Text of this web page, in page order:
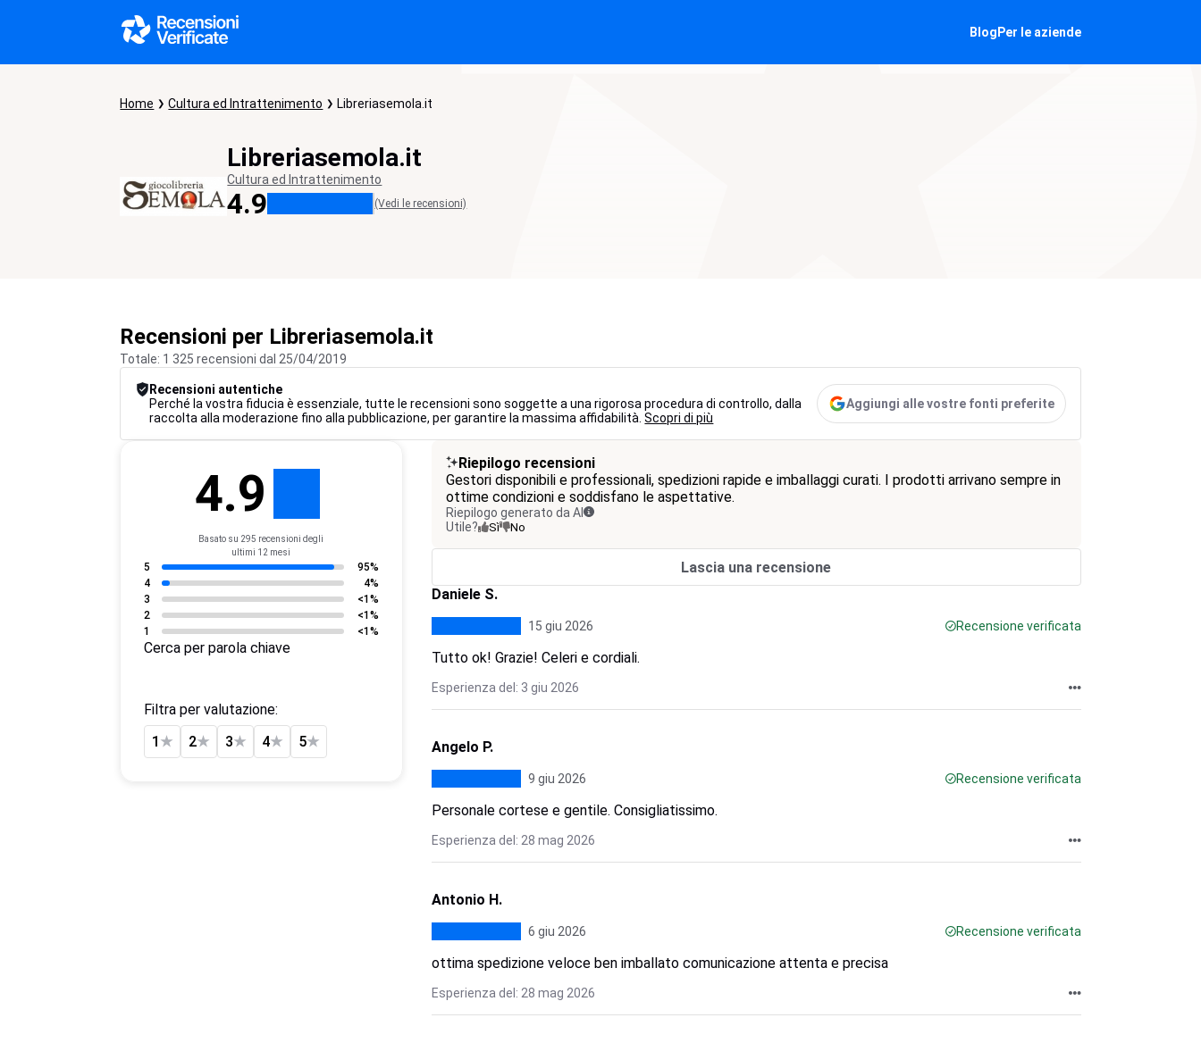
Blog Per le aziende
Home Cultura ed Intrattenimento Libreriasemola.it
Libreriasemola.it
Cultura ed Intrattenimento
4.9 (Vedi le recensioni)
Recensioni per Libreriasemola.it
Totale: 1 325 recensioni dal 25/04/2019
Recensioni autentiche
Perché la vostra fiducia è essenziale, tutte le recensioni sono soggette a una rigorosa procedura di controllo, dalla
raccolta alla moderazione fino alla pubblicazione, per garantire la massima affidabilità.Scopri di più
Aggiungi alle vostre fonti preferite
4.9
Basato su 295 recensioni degli
ultimi 12 mesi
5
95%
4
4%
3
<1%
2
<1%
1
<1%
Cerca per parola chiave
Filtra per valutazione:
1 ★ 2★ 3★ 4★ 5★
Riepilogo recensioni
Gestori disponibili e professionali, spedizioni rapide e imballaggi curati. I prodotti arrivano sempre in
ottime condizioni e soddisfano le aspettative.
Riepilogo generato da AI
Utile?
Sì No
Lascia una recensione
Daniele S.
15 giu 2026 Recensione verificata
Tutto ok! Grazie! Celeri e cordiali.
Esperienza del: 3 giu 2026
Angelo P.
9 giu 2026 Recensione verificata
Personale cortese e gentile. Consigliatissimo.
Esperienza del: 28 mag 2026
Antonio H.
6 giu 2026 Recensione verificata
ottima spedizione veloce ben imballato comunicazione attenta e precisa
Esperienza del: 28 mag 2026